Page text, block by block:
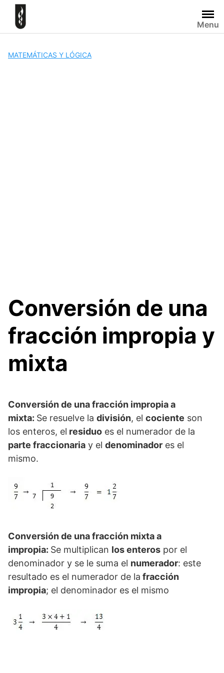
Skip
content
Menu
MATEMÁTICAS Y LÓGICA
Conversión de una
fracción impropia y
mixta
Conversión de una fracción impropia a
mixta: Se resuelve la división, el cociente son
los enteros, el residuo es el numerador de la
parte fraccionaria y el denominador es el
mismo.
Conversión de una fracción mixta a
impropia: Se multiplican los enteros por el
denominador y se le suma el numerador: este
resultado es el numerador de la fracción
impropia; el denominador es el mismo